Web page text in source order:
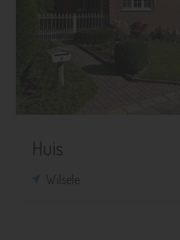
3
Huis
Wilsele